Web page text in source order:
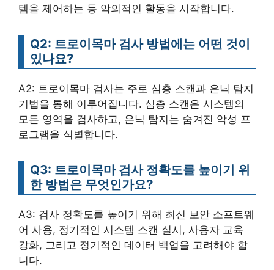
템을 제어하는 등 악의적인 활동을 시작합니다.
Q2: 트로이목마 검사 방법에는 어떤 것이
있나요?
A2: 트로이목마 검사는 주로 심층 스캔과 은닉 탐지
기법을 통해 이루어집니다. 심층 스캔은 시스템의
모든 영역을 검사하고, 은닉 탐지는 숨겨진 악성 프
로그램을 식별합니다.
Q3: 트로이목마 검사 정확도를 높이기 위
한 방법은 무엇인가요?
A3: 검사 정확도를 높이기 위해 최신 보안 소프트웨
어 사용, 정기적인 시스템 스캔 실시, 사용자 교육
강화, 그리고 정기적인 데이터 백업을 고려해야 합
니다.